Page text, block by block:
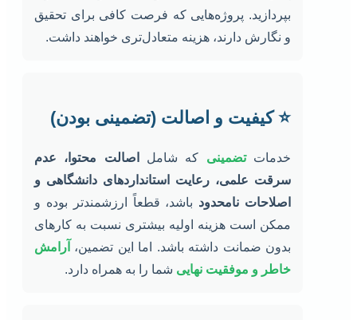
بپردازید. پروژه‌هایی که فرصت کافی برای تحقیق
و نگارش دارند، هزینه متعادل‌تری خواهند داشت.
⭐ کیفیت و اصالت (تضمینی بودن)
خدماتتضمینی که شامل
اصالت محتوا، عدم
سرقت علمی، رعایت استانداردهای دانشگاهی و
اصلاحات نامحدود باشد، قطعاً ارزشمندتر بوده و
ممکن است هزینه اولیه بیشتری نسبت به کارهای
بدون ضمانت داشته باشد. اما این تضمین، آرامش
خاطر و موفقیت نهایی شما را به همراه دارد.